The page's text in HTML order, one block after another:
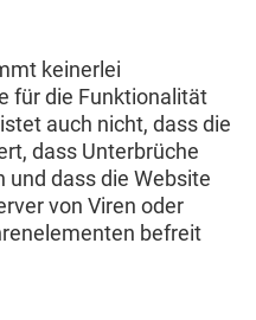
keinerlei
für die Funktionalität
auch nicht, dass die
dass Unterbrüche
und dass die Website
von Viren oder
befreit